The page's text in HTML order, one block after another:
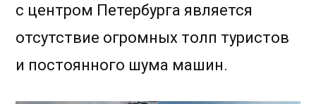
с центром Петербурга является
отсутствие огромных толп туристов
и постоянного шума машин.